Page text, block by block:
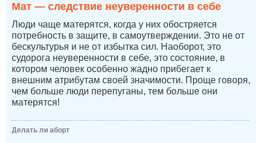
Мат — следствие неуверенности в себе
Люди чаще матерятся, когда у них обостряется
потребность в защите, в самоутверждении. Это не от
бескультурья и не от избытка сил. Наоборот, это
судорога неуверенности в себе, это состояние, в
котором человек особенно жадно прибегает к
внешним атрибутам своей значимости. Проще говоря,
чем больше люди перепуганы, тем больше они
матерятся!
Делать ли аборт